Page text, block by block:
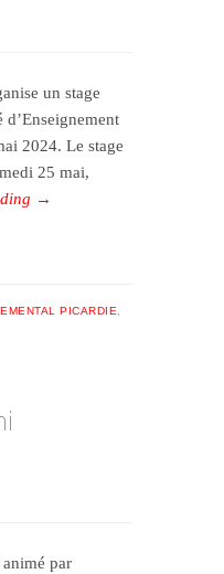
un stage
2024. Le stage
25 mai,
→
PICARDIE
par